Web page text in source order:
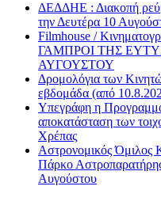
ΔΕΔΔΗΕ : Διακοπή
την Δευτέρα 10
Filmhouse /
ΓΑΜΠΡΟΙ ΤΗΣ
ΑΥΓΟΥΣΤΟΥ
Δρομολόγια των
εβδομάδα (από
Υπεγράφη η
αποκατάσταση των
Χρέπας
Αστρονομικός Όμιλος
Πάρκο
Αυγούστου